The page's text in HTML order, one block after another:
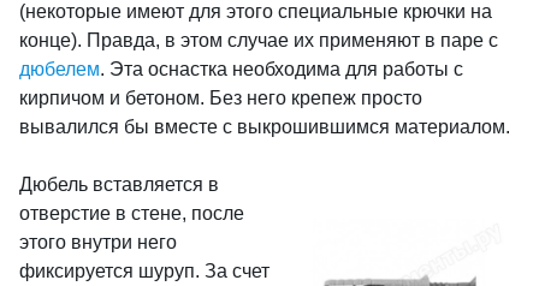
(некоторые имеют для этого специальные крючки на
конце). Правда, в этом случае их применяют в паре с
дюбелем. Эта оснастка необходима для работы с
кирпичом и бетоном. Без него крепеж просто
вывалился бы вместе с выкрошившимся материалом.
Дюбель вставляется в
отверстие в стене, после
этого внутри него
фиксируется шуруп. За счет